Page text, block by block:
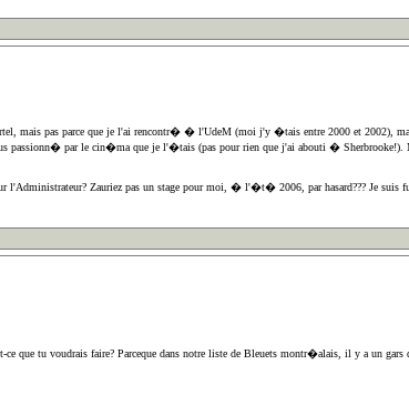
mais pas parce que je l'ai rencontr� � l'UdeM (moi j'y �tais entre 2000 et 2002),
passionn� par le cin�ma que je l'�tais (pas pour rien que j'ai abouti �
l'Administrateur? Zauriez pas un stage pour moi, � l'�t� 2006, par hasard??? Je
que tu voudrais faire? Parceque dans notre liste de Bleuets montr�alais, il y a un